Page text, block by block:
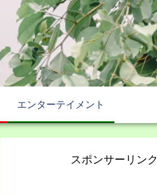
エンターテイメント
スポンサーリンク